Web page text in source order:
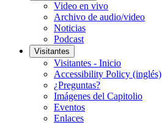
Video en vivo
Archivo de audio/video
Noticias
Podcast
Visitantes
Visitantes - Inicio
Accessibility Policy (inglés)
¿Preguntas?
Imágenes del Capitolio
Eventos
Enlaces